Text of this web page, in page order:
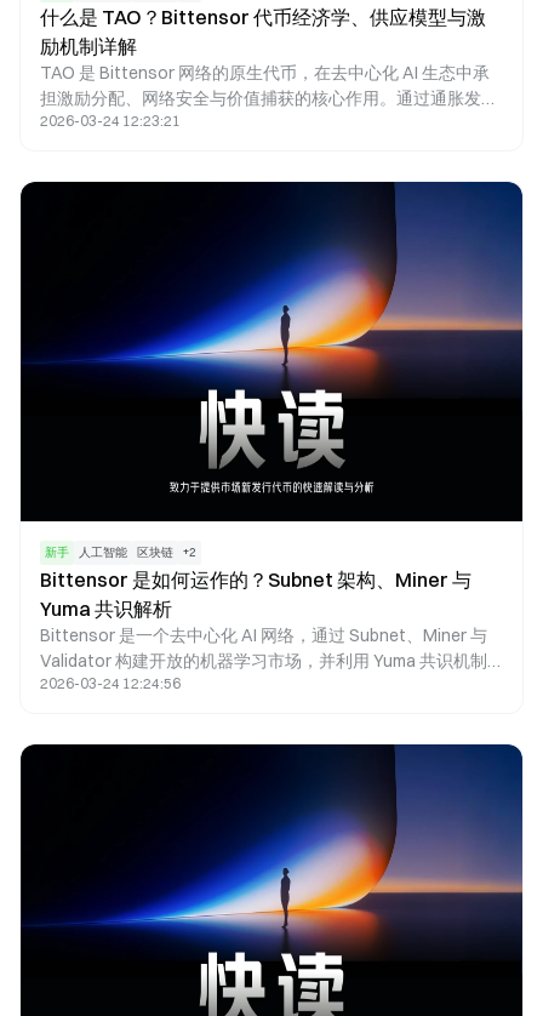
什么是 TAO？Bittensor 代币经济学、供应模型与激
励机制详解
TAO 是 Bittensor 网络的原生代币，在去中心化 AI 生态中承
担激励分配、网络安全与价值捕获的核心作用。通过通胀发
行、质押机制与子网激励模型，TAO 构建了一个围绕 AI 模型
2026-03-24 12:23:21
新手 人工智能 区块链 +2
Bittensor 是如何运作的？Subnet 架构、Miner 与
Yuma 共识解析
Bittensor 是一个去中心化 AI 网络，通过 Subnet、Miner 与
Validator 构建开放的机器学习市场，并利用 Yuma 共识机制
实现模型评估与 TAO 激励分配。与传统中心化 AI 平台不同，
2026-03-24 12:24:56